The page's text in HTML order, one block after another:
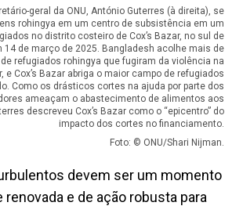
geral da ONU, António Guterres (à direita), se
rohingya em um centro de subsistência em um
no distrito costeiro de Cox’s Bazar, no sul de
14 de março de 2025. Bangladesh acolhe mais de
refugiados rohingya que fugiram da violência na
e Cox’s Bazar abriga o maior campo de refugiados
Como os drásticos cortes na ajuda por parte dos
ameaçam o abastecimento de alimentos aos
descreveu Cox’s Bazar como o “epicentro” do
impacto dos cortes no financiamento.
Foto: © ONU/Shari Nijman.
devem ser um momento
renovada e de ação robusta para